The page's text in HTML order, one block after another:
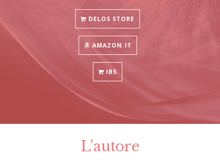
DELOS STORE
AMAZON.IT
IBS
L’autore